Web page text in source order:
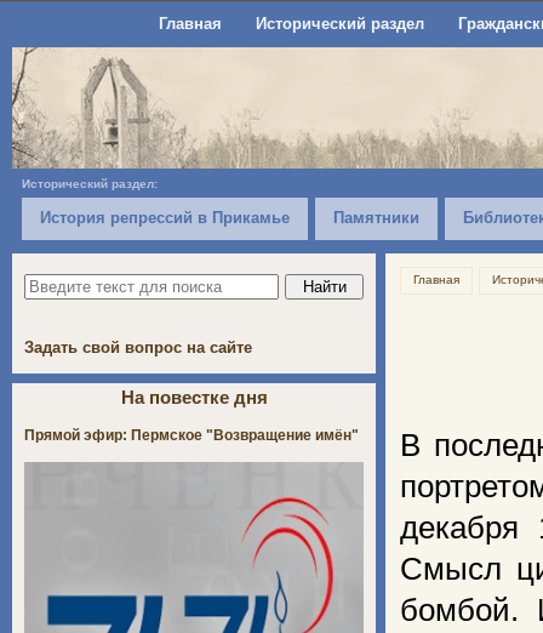
Главная Исторический раздел
Исторический раздел:
История репрессий в Прикамье Памятники
Главная
В
декабря
Смысл
бомбой.
Задать свой вопрос на сайте
На повестке дня
Прямой эфир: Пермское "Возвращение имён"